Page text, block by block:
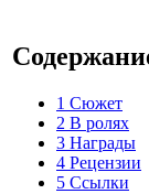
1 Сюжет
2 В ролях
3 Награды
4 Рецензии
5 Ссылки